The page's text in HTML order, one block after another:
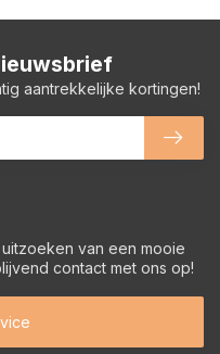
van een mooie
contact met ons op!
aantrekkelijke kortingen!